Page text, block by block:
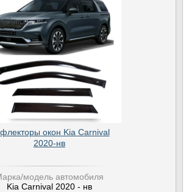
окон Kia Carnival
2020-нв
модель автомобиля
Kia Carnival 2020 - нв